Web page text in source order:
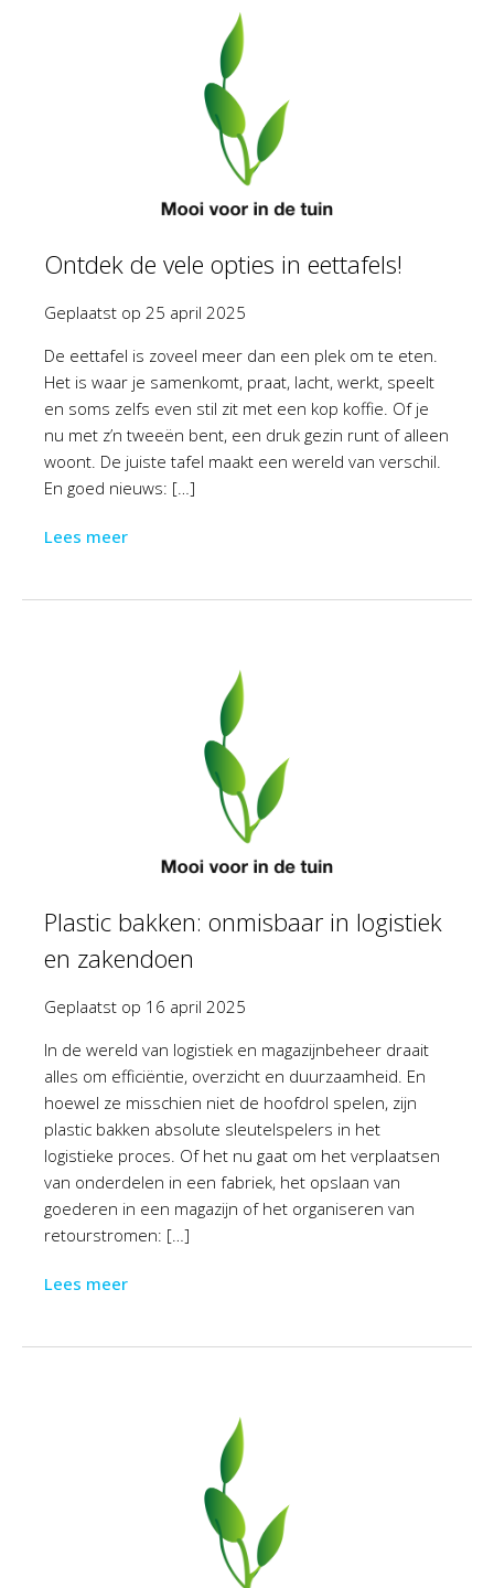
Ontdek de vele opties in eettafels!
Geplaatst op 25 april 2025
De eettafel is zoveel meer dan een plek om te eten.
Het is waar je samenkomt, praat, lacht, werkt, speelt
en soms zelfs even stil zit met een kop koffie. Of je
nu met z’n tweeën bent, een druk gezin runt of alleen
woont. De juiste tafel maakt een wereld van verschil.
En goed nieuws: […]
Lees meer
Plastic bakken: onmisbaar in logistiek
en zakendoen
Geplaatst op 16 april 2025
In de wereld van logistiek en magazijnbeheer draait
alles om efficiëntie, overzicht en duurzaamheid. En
hoewel ze misschien niet de hoofdrol spelen, zijn
plastic bakken absolute sleutelspelers in het
logistieke proces. Of het nu gaat om het verplaatsen
van onderdelen in een fabriek, het opslaan van
goederen in een magazijn of het organiseren van
retourstromen: […]
Lees meer